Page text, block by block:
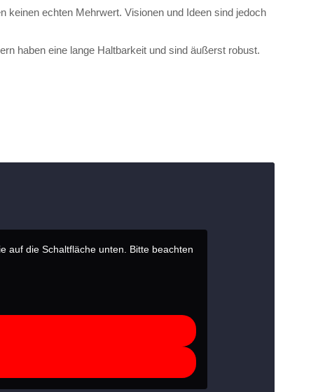
keinen echten Mehrwert. Visionen und Ideen sind jedoch
haben eine lange Haltbarkeit und sind äußerst robust.
auf die Schaltfläche unten. Bitte beachten